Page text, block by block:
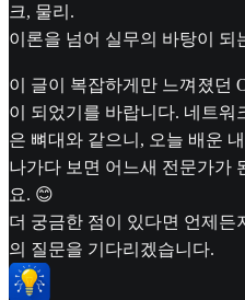
크, 물리.
이론을 넘어 실무의 바탕이 되
이 글이 복잡하게만 느껴졌던
이 되었기를 바랍니다. 네트워
은 뼈대와 같으니, 오늘 배운
나가다 보면 어느새 전문가가
요. 😊
더 궁금한 점이 있다면 언제
의 질문을 기다리겠습니다.